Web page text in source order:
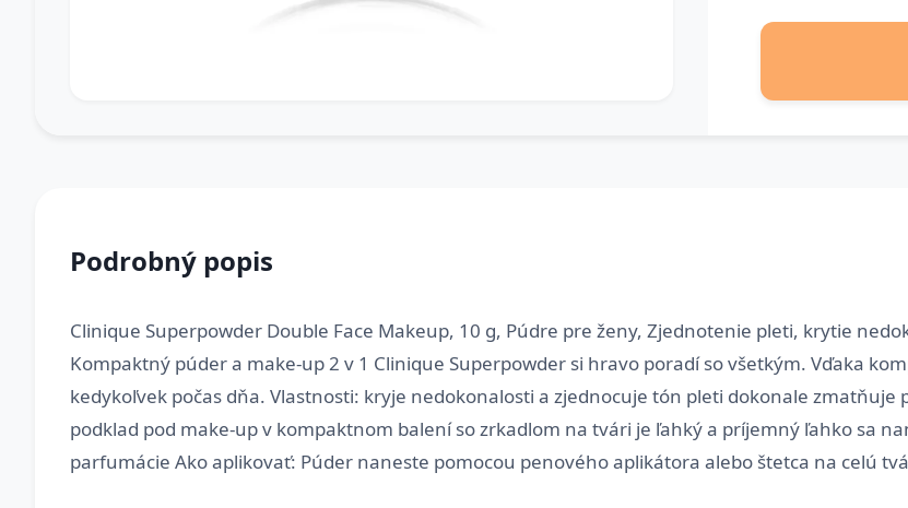
Podrobný popis
Clinique Superpowder Double Face Makeup, 10 g, Púdre pre ženy, Zjednotenie pleti, krytie
Kompaktný púder a make-up 2 v 1 Clinique Superpowder si hravo poradí so všetkým. Vďaka
kedykoľvek počas dňa. Vlastnosti: kryje nedokonalosti a zjednocuje tón pleti dokonale
podklad pod make-up v kompaktnom balení so zrkadlom na tvári je ľahký a príjemný ľahko sa